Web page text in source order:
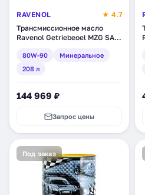
RAVENOL
★ 4.7
Трансмиссионное масло
Ravenol Getriebeoel MZG SAE
208 л (1223105-208)
80W-90
Минеральное
208 л
144 969 ₽
Запрос цены
Под заказ